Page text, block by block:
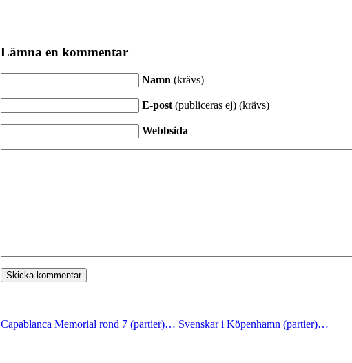
Lämna en kommentar
Namn (krävs)
E-post (publiceras ej) (krävs)
Webbsida
Capablanca Memorial rond 7 (partier)… Svenskar i Köpenhamn (partier)…